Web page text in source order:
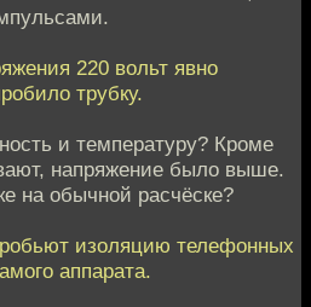
220 вольт явно
трубку.
и температуру? Кроме
напряжение было выше.
на обычной расчёске?
изоляцию телефонных
аппарата.